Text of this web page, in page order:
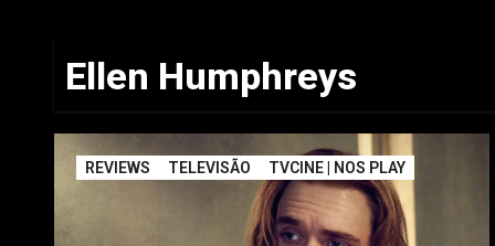
Ellen Humphreys
REVIEWS TELEVISÃO TVCINE | NOS PLAY